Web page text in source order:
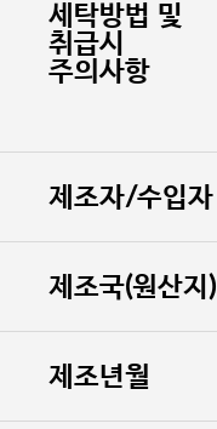
세탁방법 및
취급시
주의사항
제조자/수입자
제조국(원산지)
제조년월